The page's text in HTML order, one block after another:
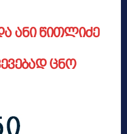
ანი წითლიძე
ცნო